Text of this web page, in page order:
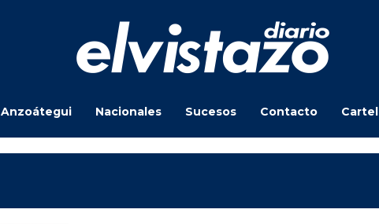
Anzoátegui Nacionales Sucesos Contacto